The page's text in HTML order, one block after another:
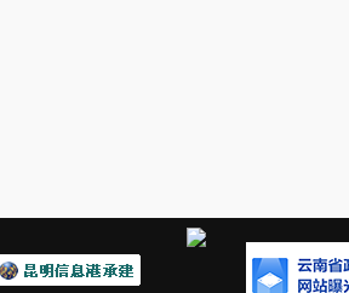
化发展。深入开展科普示范学校建设工
。加强农村中小学科学教育基础设施